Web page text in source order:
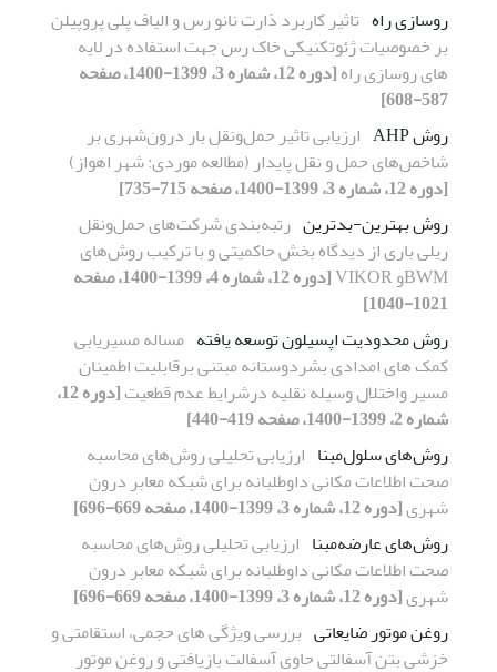
روسازی راه تاثیر کاربرد ذارت نانو رس و الیاف پلی پروپیلن
بر خصوصیات ژئوتکنیکی خاک رس جهت استفاده در لایه
های روسازی راه
[دوره 12، شماره 3، 1399-1400، صفحه
587-608]
روش AHP
ارزیابی تاثیر حمل‌ونقل بار درون‌شهری بر
شاخص‌های حمل و نقل پایدار (مطالعه موردی: شهر اهواز)
[دوره 12، شماره 3، 1399-1400، صفحه 715-735]
روش بهترین-بدترین رتبه‌بندی شرکت‌های حمل‌ونقل
ریلی باری از دیدگاه بخش حاکمیتی و با ترکیب روش‌های ‌
BWMو VIKOR
[دوره 12، شماره 4، 1399-1400، صفحه
1021-1040]
روش محدودیت اپسیلون توسعه یافته مساله مسیریابی
کمک های امدادی بشردوستانه مبتنی برقابلیت اطمینان
مسیر واختلال وسیله نقلیه درشرایط عدم قطعیت
[دوره 12،
شماره 2، 1399-1400، صفحه 419-440]
روش‌های سلول‌مبنا ارزیابی تحلیلی روش‌های محاسبه
صحت اطلاعات مکانی داوطلبانه برای شبکه معابر درون
شهری[دوره 12، شماره 3، 1399-1400، صفحه 669-696]
روش‌های عارضه‌مبنا ارزیابی تحلیلی روش‌های محاسبه
صحت اطلاعات مکانی داوطلبانه برای شبکه معابر درون
شهری[دوره 12، شماره 3، 1399-1400، صفحه 669-696]
روغن موتور ضایعاتی بررسی ویژگی های حجمی، استقامتی و
خزشی بتن آسفالتی حاوی آسفالت بازیافتی و روغن موتور